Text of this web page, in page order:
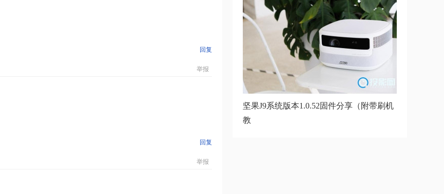
回复
举报
回复
举报
坚果最新发布 P1固件1.2.5
极米无屏电视N20 V1.5.21固件更
新下载
坚果J9系统版本1.0.52固件分享（附带刷机
教